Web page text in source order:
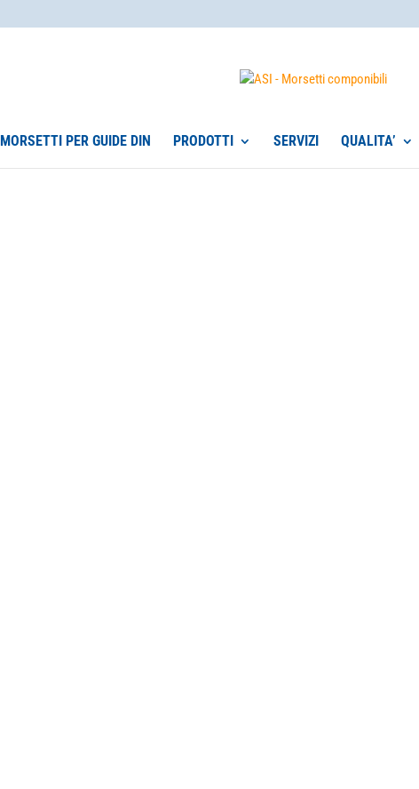
MORSETTI PER GUIDE DIN PRODOTTI SERVIZI QUALITA’